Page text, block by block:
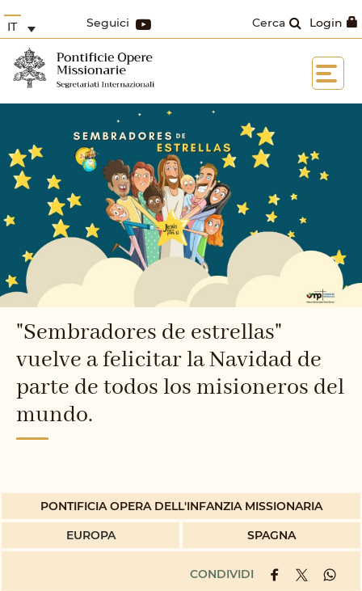
Login
Cerca
Seguici
IT
"Sembradores de estrellas"
vuelve a felicitar la Navidad de
parte de todos los misioneros del
mundo.
PONTIFICIA OPERA DELL'INFANZIA MISSIONARIA
EUROPA
SPAGNA
CONDIVIDI